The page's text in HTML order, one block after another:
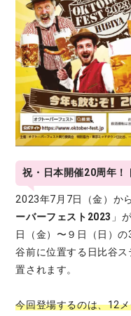
祝・日本開催20周年！
2023年7月7日（金）か
ーバーフェスト2023 」
日（金）〜９日（日）
谷前に位置する日比谷
置されます。
今回登場するのは、12